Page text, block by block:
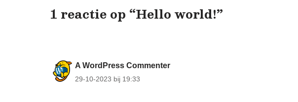
1 reactie op “Hello world!”
A WordPress Commenter
29-10-2023 bij 19:33